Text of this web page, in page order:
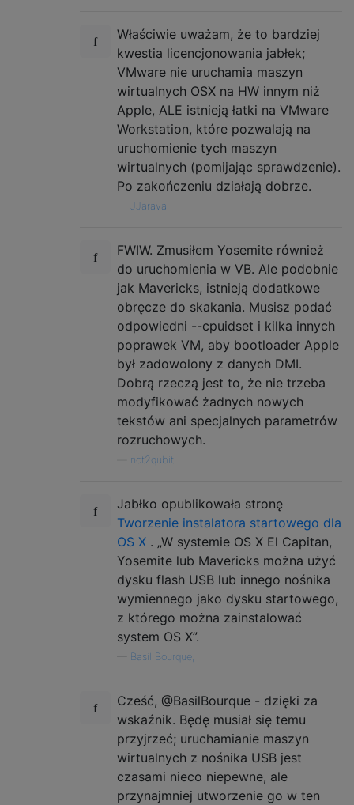
echo
"Done"
"Find your DVD at '$IMGDVD'"
Właściwie uważam, że to bardziej
kwestia licencjonowania jabłek;
VMware nie uruchamia maszyn
wirtualnych OSX na HW innym niż
Apple, ALE istnieją łatki na VMware
Workstation, które pozwalają na
uruchomienie tych maszyn
wirtualnych (pomijając sprawdzenie).
Po zakończeniu działają dobrze.
JJarava,
FWIW. Zmusiłem Yosemite również
do uruchomienia w VB. Ale podobnie
jak Mavericks, istnieją dodatkowe
obręcze do skakania. Musisz podać
odpowiedni --cpuidset i kilka innych
poprawek VM, aby bootloader Apple
był zadowolony z danych DMI.
Dobrą rzeczą jest to, że nie trzeba
modyfikować żadnych nowych
tekstów ani specjalnych parametrów
rozruchowych.
not2qubit
Jabłko opublikowała stronę
Tworzenie instalatora startowego dla
OS X . „W systemie OS X El Capitan,
Yosemite lub Mavericks można użyć
dysku flash USB lub innego nośnika
wymiennego jako dysku startowego,
z którego można zainstalować
system OS X”.
Basil Bourque,
Cześć, @BasilBourque - dzięki za
wskaźnik. Będę musiał się temu
przyjrzeć; uruchamianie maszyn
wirtualnych z nośnika USB jest
czasami nieco niepewne, ale
przynajmniej utworzenie go w ten